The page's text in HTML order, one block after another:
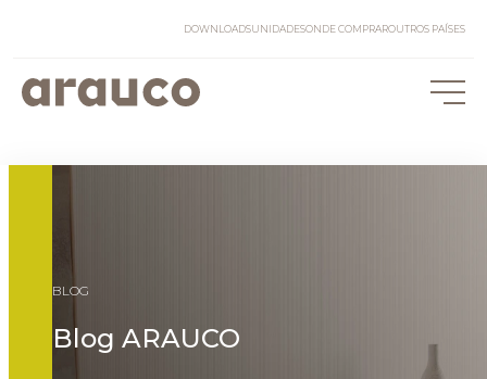
DOWNLOADSUNIDADESONDE COMPRAROUTROS PAÍSES
BLOG
Blog ARAUCO